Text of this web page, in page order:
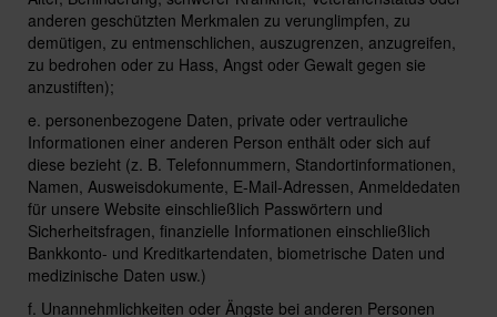
anderen geschützten Merkmalen zu verunglimpfen, zu
demütigen, zu entmenschlichen, auszugrenzen, anzugreifen,
zu bedrohen oder zu Hass, Angst oder Gewalt gegen sie
anzustiften);
e. personenbezogene Daten, private oder vertrauliche
Informationen einer anderen Person enthält oder sich auf
diese bezieht (z. B. Telefonnummern, Standortinformationen,
Namen, Ausweisdokumente, E-Mail-Adressen, Anmeldedaten
für unsere Website einschließlich Passwörtern und
Sicherheitsfragen, finanzielle Informationen einschließlich
Bankkonto- und Kreditkartendaten, biometrische Daten und
medizinische Daten usw.)
f. Unannehmlichkeiten oder Ängste bei anderen Personen